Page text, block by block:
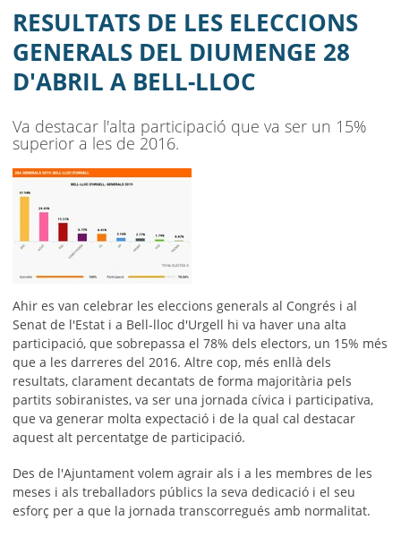
AJUNTAMENT
MUNICIPI
SEU ELECTRÒNICA
BELL-LLOC SOLUCIONA
RESULTATS DE LES ELECCIONS
GENERALS DEL DIUMENGE 28
D'ABRIL A BELL-LLOC
Va destacar l'alta participació que va ser un 15%
superior a les de 2016.
Ahir es van celebrar les eleccions generals al Congrés i al
Senat de l'Estat i a Bell-lloc d'Urgell hi va haver una alta
participació, que sobrepassa el 78% dels electors, un 15% més
que a les darreres del 2016. Altre cop, més enllà dels
resultats, clarament decantats de forma majoritària pels
partits sobiranistes, va ser una jornada cívica i participativa,
que va generar molta expectació i de la qual cal destacar
aquest alt percentatge de participació.
Des de l'Ajuntament volem agrair als i a les membres de les
meses i als treballadors públics la seva dedicació i el seu
esforç per a que la jornada transcorregués amb normalitat.